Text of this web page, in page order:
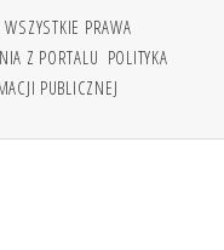
PRAWA
Z PORTALU POLITYKA
PUBLICZNEJ